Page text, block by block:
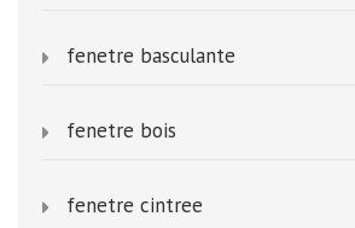
fenetre basculante
fenetre bois
fenetre cintree